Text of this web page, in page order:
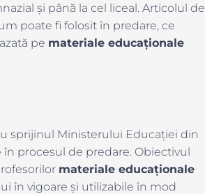
și până la cel liceal. Articolul de
poate fi folosit în predare, ce
pe materiale educaționale
sprijinul Ministerului Educației din
procesul de predare. Obiectivul
materiale educaționale
în vigoare și utilizabile în mod